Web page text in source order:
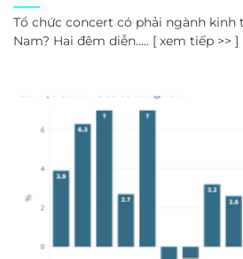
Tổ chức concert có phải ngành kinh
Nam? Hai đêm diễn..... [ xem tiếp >> ]